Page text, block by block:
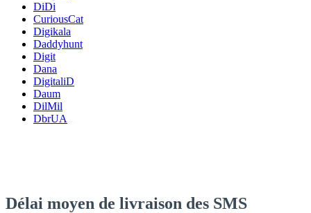
DiDi
CuriousCat
Digikala
Daddyhunt
Digit
Dana
DigitaliD
Daum
DilMil
DbrUA
Délai moyen de livraison des SMS